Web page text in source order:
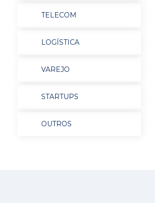
TELECOM
LOGÍSTICA
VAREJO
STARTUPS
OUTROS